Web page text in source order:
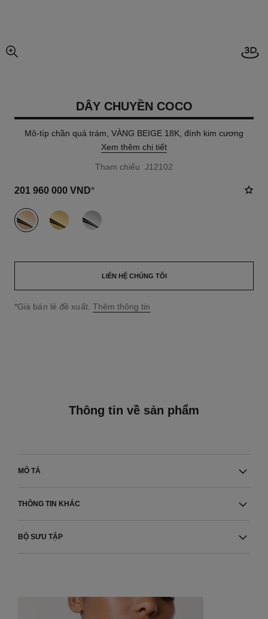
Mở
chế độ xem hình ảnh mở rộng
DÂY CHUYỀN COCO
Mô-típ chần quả trám, VÀNG BEIGE 18K, đính kim cương
Xem thêm chi tiết
Tham chiếu J12102
201 960 000 VND*
khác(3)
LIÊN HỆ CHÚNG TÔI
↩
*Giá bán lẻ đề xuất. Thêm thông tin
Thông tin về sản phẩm
MÔ TẢ
THÔNG TIN KHÁC
BỘ SƯU TẬP